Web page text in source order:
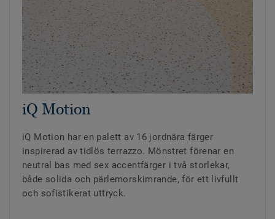
iQ Motion
iQ Motion har en palett av 16 jordnära färger
inspirerad av tidlös terrazzo. Mönstret förenar en
neutral bas med sex accentfärger i två storlekar,
både solida och pärlemorskimrande, för ett livfullt
och sofistikerat uttryck.